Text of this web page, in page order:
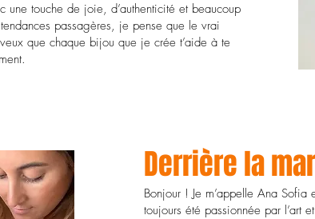
une touche de joie, d’authenticité et beaucoup
passagères, je pense que le vrai
que chaque bijou que je crée t’aide à te
Derrière la
Bonjour ! Je m’appelle Ana Sofia
toujours été passionnée par l’art